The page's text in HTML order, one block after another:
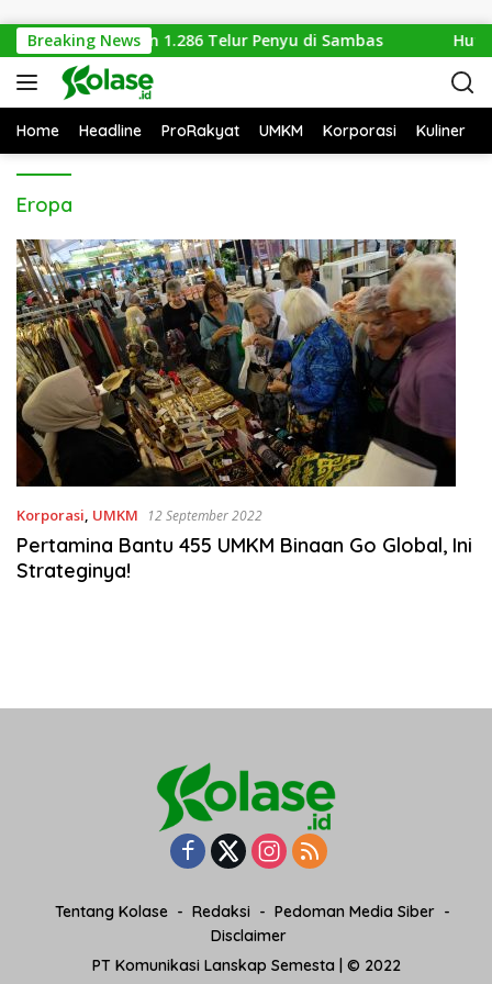
Breaking News
Amankan 1.286 Telur Penyu di Sambas
Home Headline ProRakyat UMKM Korporasi Kuliner
Eropa
Korporasi, UMKM 12 September 2022
Pertamina Bantu 455 UMKM Binaan Go Global, Ini
Strateginya!
Tentang Kolase Redaksi
Pedoman Media Siber
Disclaimer
PT Komunikasi Lanskap Semesta | © 2022